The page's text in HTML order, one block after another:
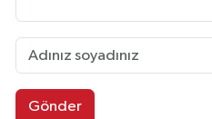
Gönder